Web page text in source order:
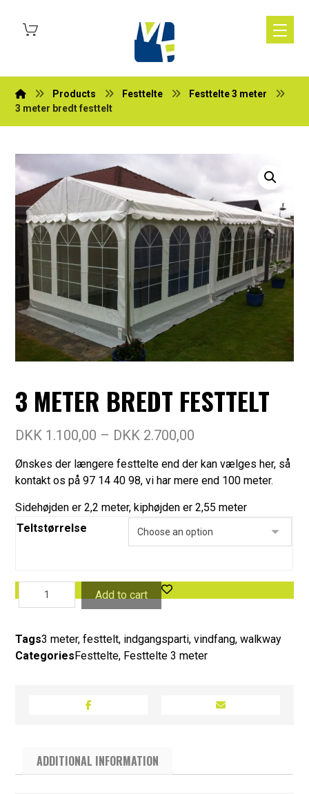
Products Festtelte
Festtelte 3 meter
3 meter bredt festtelt
3 METER BREDT FESTTELT
DKK 1.100,00 – DKK 2.700,00
Ønskes der længere festtelte end der kan vælges her, så
kontakt os på 97 14 40 98, vi har mere end 100 meter.
Sidehøjden er 2,2 meter, kiphøjden er 2,55 meter
Teltstørrelse
Add to cart
Tags3 meter,festtelt, indgangsparti,vindfang,walkway
CategoriesFesttelte, Festtelte 3 meter
ADDITIONAL INFORMATION